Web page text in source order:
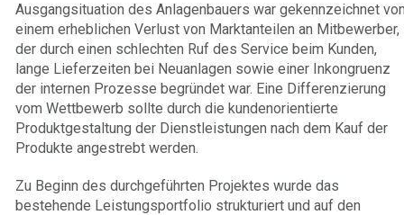
Ausgangsituation des Anlagenbauers war gekennzeichnet
einem erheblichen Verlust von Marktanteilen an Mitbewerber,
der durch einen schlechten Ruf des Service beim Kunden,
lange Lieferzeiten bei Neuanlagen sowie einer Inkongruenz
der internen Prozesse begründet war. Eine Differenzierung
vom Wettbewerb sollte durch die kundenorientierte
Produktgestaltung der Dienstleistungen nach dem Kauf der
Produkte angestrebt werden.
Zu Beginn des durchgeführten Projektes wurde das
bestehende Leistungsportfolio strukturiert und auf den